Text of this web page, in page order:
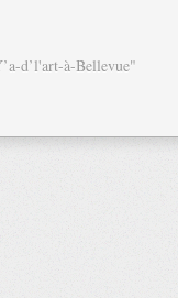
d’l'art-à-Bellevue"